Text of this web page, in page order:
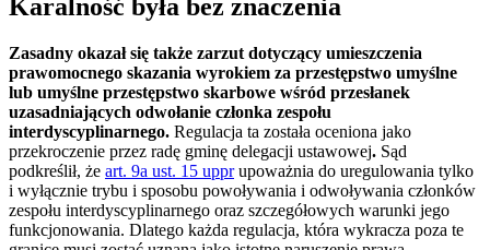
Karalność była bez znaczenia
Zasadny okazał się także zarzut dotyczący umieszczenia
prawomocnego skazania wyrokiem za przestępstwo umyślne
lub umyślne przestępstwo skarbowe wśród przesłanek
uzasadniających odwołanie członka zespołu
interdyscyplinarnego. Regulacja ta została oceniona jako
przekroczenie przez radę gminę delegacji ustawowej. Sąd
podkreślił, że art. 9a ust. 15 upprupoważnia do uregulowania tylko
i wyłącznie trybu i sposobu powoływania i odwoływania członków
zespołu interdyscyplinarnego oraz szczegółowych warunki jego
funkcjonowania. Dlatego każda regulacja, która wykracza poza te